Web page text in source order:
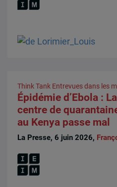
Think Tank Entrevues dans les
Épidémie d’Ebola :
centre de
au Kenya passe mal
La Presse, 6 juin 2026,